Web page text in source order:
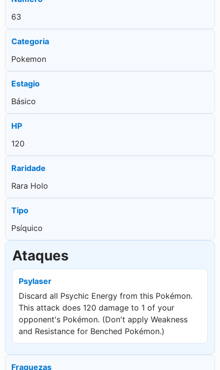
Numero
Categoria
Estagio
HP
Raridade
Tipo
Psíquico
Ataques
Psylaser
Discard all Psychic Energy from this Pokémon.
This attack does 120 damage to 1 of your
opponent's Pokémon. (Don't apply Weakness
and Resistance for Benched Pokémon.)